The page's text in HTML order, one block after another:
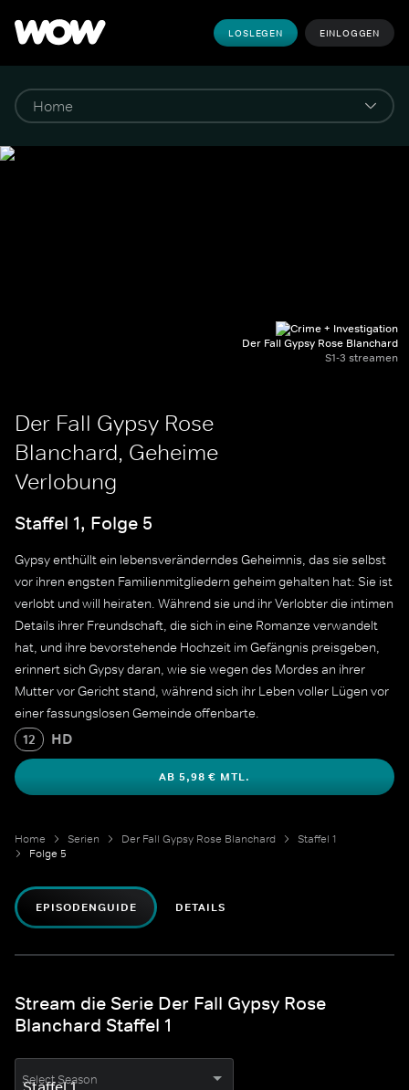
LOSLEGEN EINLOGGEN
Der Fall Gypsy Rose Blanchard
S1-3 streamen
Der Fall Gypsy Rose
Blanchard, Geheime
Verlobung
Staffel 1, Folge 5
Gypsy enthüllt ein lebensveränderndes Geheimnis, das sie selbst
vor ihren engsten Familienmitgliedern geheim gehalten hat: Sie ist
verlobt und will heiraten. Während sie und ihr Verlobter die intimen
Details ihrer Freundschaft, die sich in eine Romanze verwandelt
hat, und ihre bevorstehende Hochzeit im Gefängnis preisgeben,
erinnert sich Gypsy daran, wie sie wegen des Mordes an ihrer
Mutter vor Gericht stand, während sich ihr Leben voller Lügen vor
einer fassungslosen Gemeinde offenbarte.
12
HD
AB 5,98 € MTL.
Home Serien Der Fall Gypsy Rose Blanchard
Staffel 1
Folge 5
EPISODENGUIDE DETAILS
Stream die Serie Der Fall Gypsy Rose
Blanchard Staffel 1
Select Season